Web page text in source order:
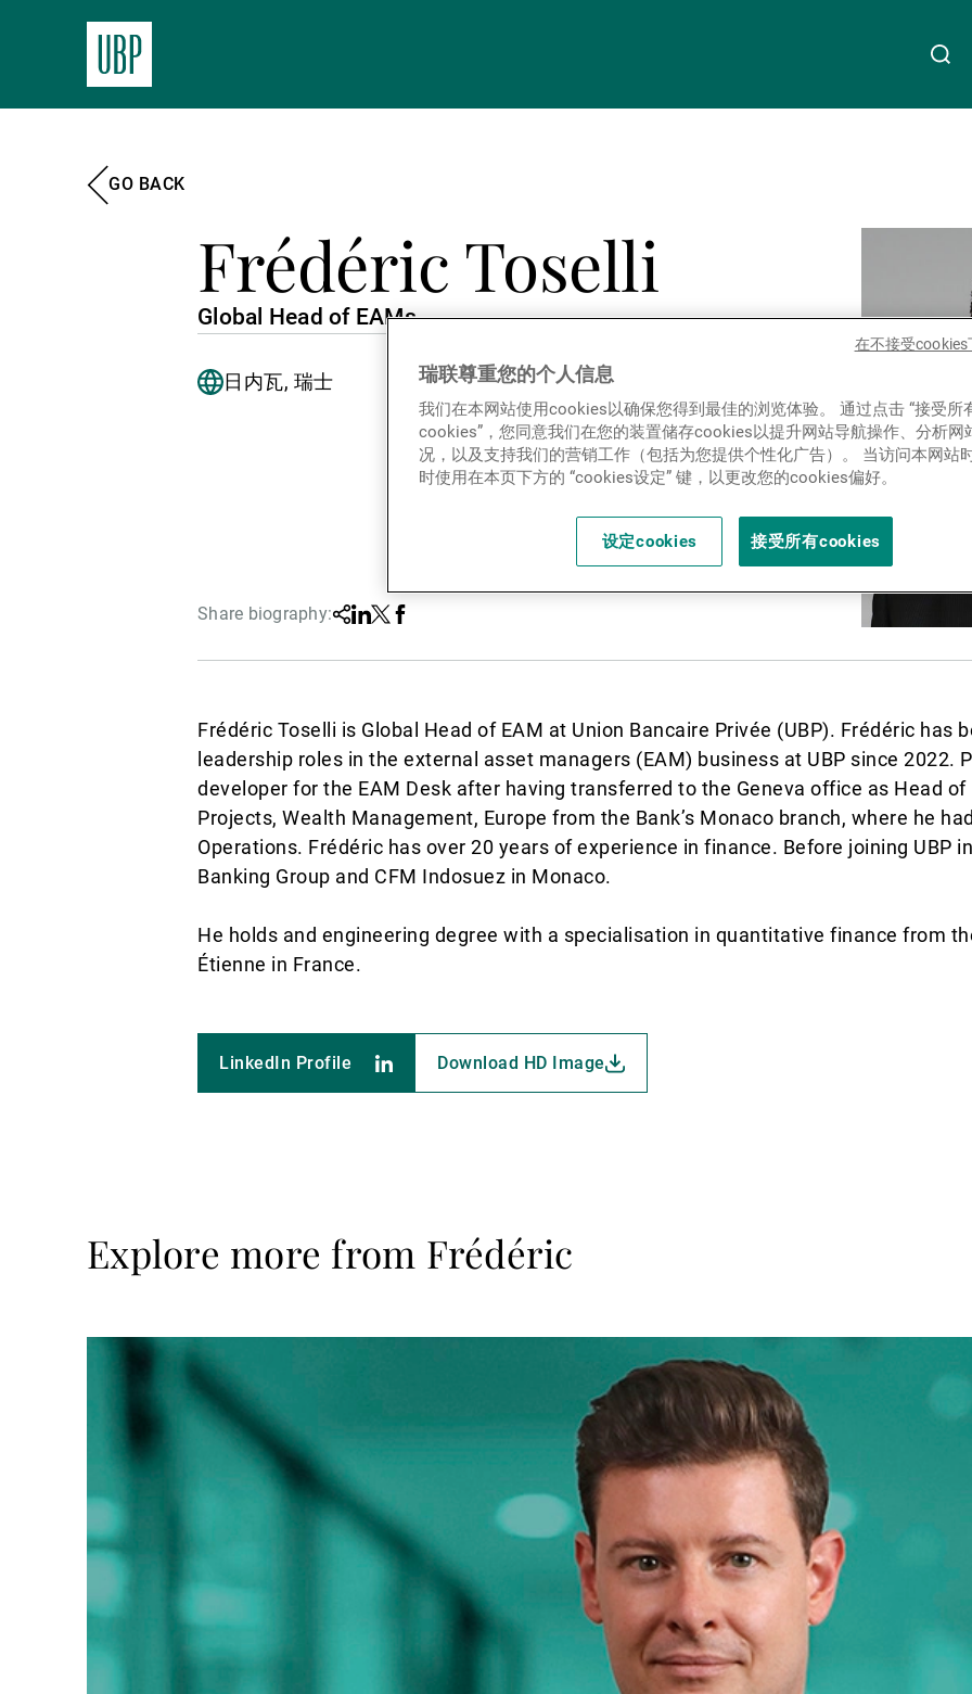
第三方资产管理机构
联系
GO BACK
Frédéric Toselli
Global Head of EAMs
日内瓦, 瑞士
Share biography:Share
Linkedin
Twitter
Facebook
Frédéric Toselli is Global Head of EAM at Union Bancaire Privée (UBP). Frédéric has
leadership roles in the external asset managers (EAM) business at UBP since 2022.
developer for the EAM Desk after having transferred to the Geneva office as Head
Projects, Wealth Management, Europe from the Bank’s Monaco branch, where he
Operations. Frédéric has over 20 years of experience in finance. Before joining UBP
Banking Group and CFM Indosuez in Monaco.
He holds and engineering degree with a specialisation in quantitative finance from
Étienne in France.
LinkedIn Profile Download HD Image
Explore more from Frédéric
瑞联尊重您的个人信息
我们在本网站使用cookies以确保您得到最佳的浏览体验。 通过点击 “接受所
cookies”，您同意我们在您的装置储存cookies以提升网站导航操作、分析网
况，以及支持我们的营销工作（包括为您提供个性化广告）。 当访问本网站
时使用在本页下方的 “cookies设定” 键，以更改您的cookies偏好。
设定cookies 接受所有cookies
在不接受